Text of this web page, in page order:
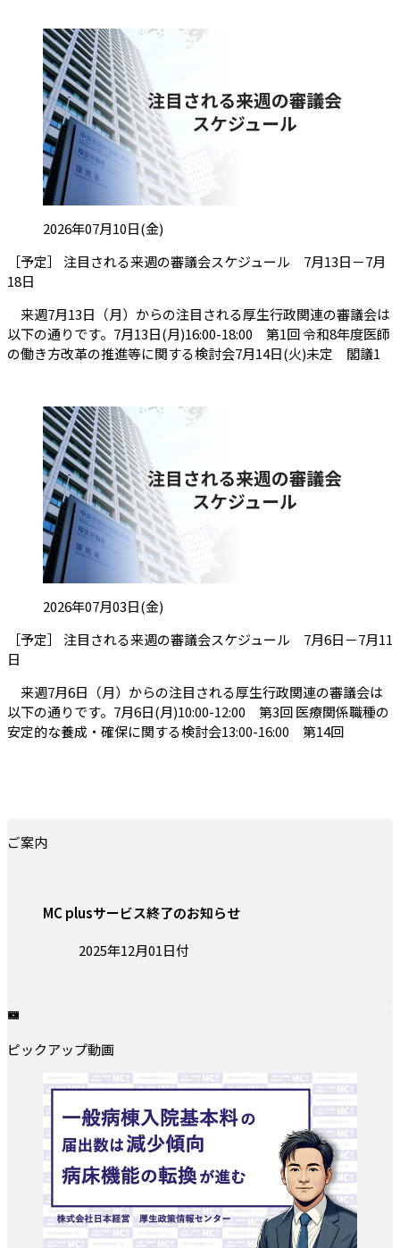
投稿日:2026年07月10日(金)
［予定］ 注目される来週の審議会スケジュール 7月13日－7月
18日
来週7月13日（月）からの注目される厚生行政関連の審議会は
以下の通りです。7月13日(月)16:00-18:00 第1回 令和8年度医師
の働き方改革の推進等に関する検討会7月14日(火)未定 閣議1
投稿日:2026年07月03日(金)
［予定］ 注目される来週の審議会スケジュール 7月6日－7月11
日
来週7月6日（月）からの注目される厚生行政関連の審議会は
以下の通りです。7月6日(月)10:00-12:00 第3回 医療関係職種の
安定的な養成・確保に関する検討会13:00-16:00 第14回
ご案内
MC plusサービス終了のお知らせ
投稿日:2025年12月01日付
ピックアップ動画